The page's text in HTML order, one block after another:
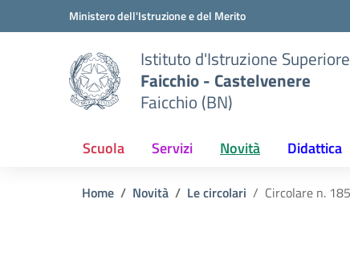
Vai ai contenuti
Vai al menu di navigazioneMinistero dell'Istruzione e del Merito
Istituto d'Istruzione Superiore
Faicchio - Castelvenere
Faicchio (BN)
Scuola Servizi Novità Didattica
Home Novità Le circolari Circolare n.